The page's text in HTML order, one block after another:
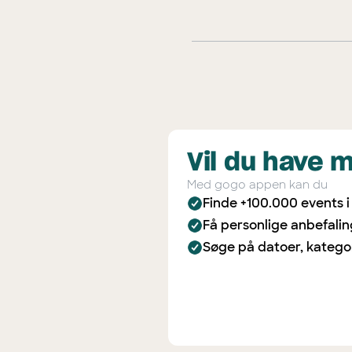
Vil du have
Med gogo appen kan du
Finde +100.000 events
Få personlige
Søge på datoer,